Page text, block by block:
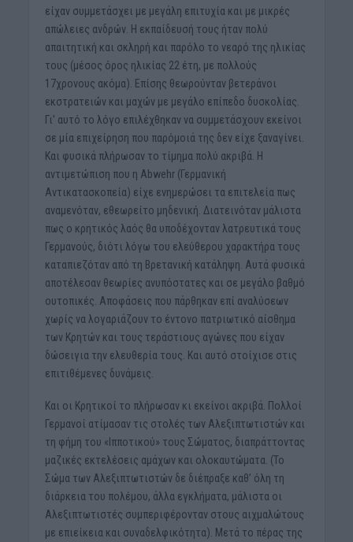
είχαν συμμετάσχει με μεγάλη επιτυχία και με μικρές
απώλειες ανδρών. Η εκπαίδευσή τους ήταν πολύ
απαιτητική και σκληρή και παρόλο το νεαρό της ηλικίας
τους (μέσος όρος ηλικίας 22 έτη, με πολλούς
17χρονους ακόμα). Επίσης θεωρούνταν βετεράνοι
εκστρατειών και μαχών με μεγάλο επίπεδο δυσκολίας.
Γι’ αυτό το λόγο επιλέχθηκαν να συμμετάσχουν εκείνοι
σε μία επιχείρηση που παρόμοιά της δεν είχε ξαναγίνει.
Και φυσικά πλήρωσαν το τίμημα πολύ ακριβά. Η
αντιμετώπιση που η Abwehr (Γερμανική
Αντικατασκοπεία) είχε ενημερώσει τα επιτελεία πως
αναμενόταν, εθεωρείτο μηδενική. Διατεινόταν μάλιστα
πως ο κρητικός λαός θα υποδέχονταν λατρευτικά τους
Γερμανούς, διότι λόγω του ελεύθερου χαρακτήρα τους
καταπιεζόταν από τη Βρετανική κατάληψη. Αυτά φυσικά
αποτέλεσαν θεωρίες ανυπόστατες και σε μεγάλο βαθμό
ουτοπικές. Αποφάσεις που πάρθηκαν επί αναλύσεων
χωρίς να λογαριάζουν το έντονο πατριωτικό αίσθημα
των Κρητών και τους τεράστιους αγώνες που είχαν
δώσειγια την ελευθερία τους. Και αυτό στοίχισε στις
επιτιθέμενες δυνάμεις.
Και οι Κρητικοί το πλήρωσαν κι εκείνοι ακριβά. Πολλοί
Γερμανοί ατίμασαν τις στολές των Αλεξιπτωτιστών και
τη φήμη του «Ιπποτικού» τους Σώματος, διαπράττοντας
μαζικές εκτελέσεις αμάχων και ολοκαυτώματα. (Το
Σώμα των Αλεξιπτωτιστών δε διέπραξε καθ’ όλη τη
διάρκεια του πολέμου, άλλα εγκλήματα, μάλιστα οι
Αλεξιπτωτιστές συμπεριφέρονταν στους αιχμαλώτους
με επιείκεια και συναδελφικότητα). Μετά το πέρας της